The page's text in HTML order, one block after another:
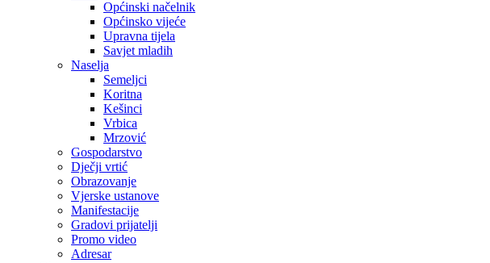
Općinski načelnik
Općinsko vijeće
Upravna tijela
Savjet mladih
Naselja
Semeljci
Koritna
Kešinci
Vrbica
Mrzović
Gospodarstvo
Dječji vrtić
Obrazovanje
Vjerske ustanove
Manifestacije
Gradovi prijatelji
Promo video
Adresar